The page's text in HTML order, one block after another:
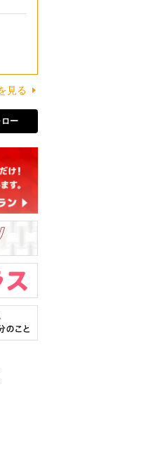
見る
ロー